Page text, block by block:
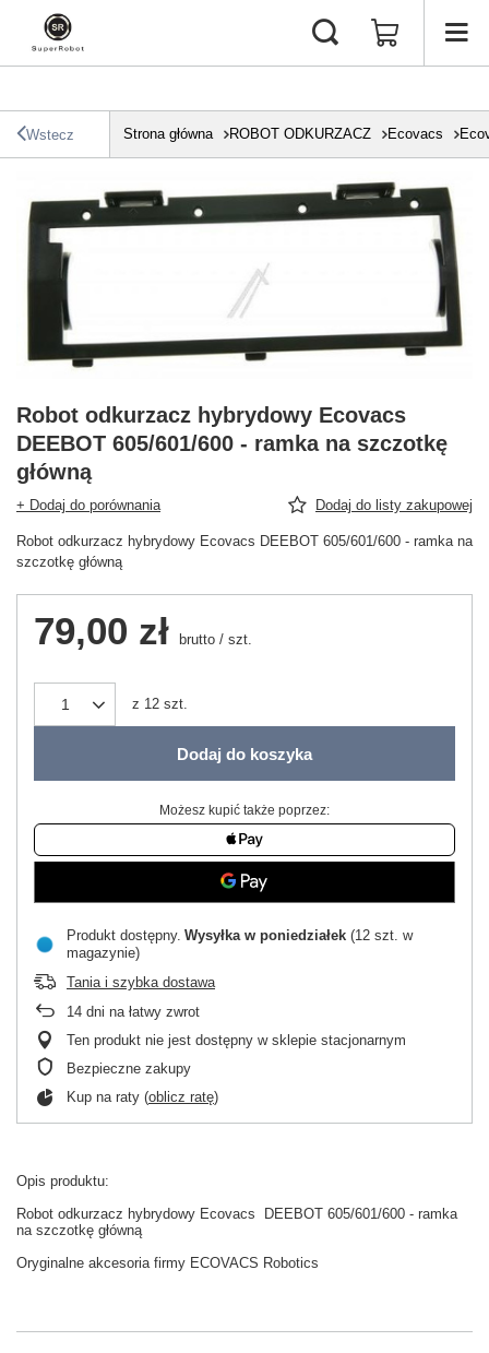
Wstecz Strona główna ROBOT ODKURZACZ Ecovacs
Robot odkurzacz hybrydowy Ecovacs
DEEBOT 605/601/600 - ramka na szczotkę
główną
+ Dodaj do porównania Dodaj do listy zakupowej
Robot odkurzacz hybrydowy Ecovacs DEEBOT 605/601/600 - ramka na
szczotkę główną
79,00 zł brutto / szt.
z 12 szt.
Dodaj do koszyka
Możesz kupić także poprzez:
Produkt dostępny Wysyłka w poniedziałek (12 szt. w
magazynie)
Tania i szybka dostawa
14 dni na łatwy zwrot
Ten produkt nie jest dostępny w sklepie stacjonarnym
Bezpieczne zakupy
Kup na raty (oblicz ratę)
Opis produktu:
Robot odkurzacz hybrydowy Ecovacs DEEBOT 605/601/600 - ramka
na szczotkę główną
Oryginalne akcesoria firmy ECOVACS Robotics